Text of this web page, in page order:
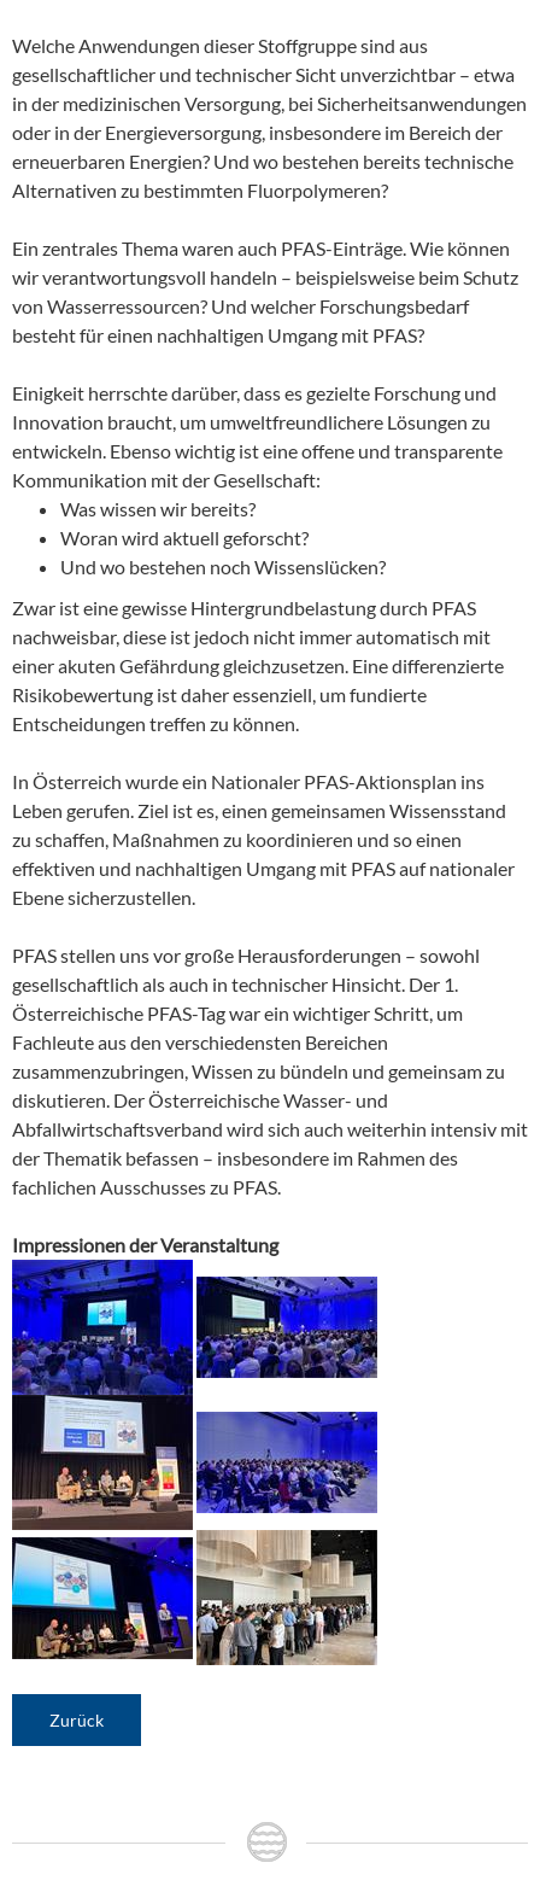
Welche Anwendungen dieser Stoffgruppe sind aus
gesellschaftlicher und technischer Sicht unverzichtbar – etwa
in der medizinischen Versorgung, bei Sicherheitsanwendungen
oder in der Energieversorgung, insbesondere im Bereich der
erneuerbaren Energien? Und wo bestehen bereits technische
Alternativen zu bestimmten Fluorpolymeren?
Ein zentrales Thema waren auch PFAS-Einträge. Wie können
wir verantwortungsvoll handeln – beispielsweise beim Schutz
von Wasserressourcen? Und welcher Forschungsbedarf
besteht für einen nachhaltigen Umgang mit PFAS?
Einigkeit herrschte darüber, dass es gezielte Forschung und
Innovation braucht, um umweltfreundlichere Lösungen zu
entwickeln. Ebenso wichtig ist eine offene und transparente
Kommunikation mit der Gesellschaft:
Was wissen wir bereits?
Woran wird aktuell geforscht?
Und wo bestehen noch Wissenslücken?
Zwar ist eine gewisse Hintergrundbelastung durch PFAS
nachweisbar, diese ist jedoch nicht immer automatisch mit
einer akuten Gefährdung gleichzusetzen. Eine differenzierte
Risikobewertung ist daher essenziell, um fundierte
Entscheidungen treffen zu können.
In Österreich wurde ein Nationaler PFAS-Aktionsplan ins
Leben gerufen. Ziel ist es, einen gemeinsamen Wissensstand
zu schaffen, Maßnahmen zu koordinieren und so einen
effektiven und nachhaltigen Umgang mit PFAS auf nationaler
Ebene sicherzustellen.
PFAS stellen uns vor große Herausforderungen – sowohl
gesellschaftlich als auch in technischer Hinsicht. Der 1.
Österreichische PFAS-Tag war ein wichtiger Schritt, um
Fachleute aus den verschiedensten Bereichen
zusammenzubringen, Wissen zu bündeln und gemeinsam zu
diskutieren. Der Österreichische Wasser- und
Abfallwirtschaftsverband wird sich auch weiterhin intensiv mit
der Thematik befassen – insbesondere im Rahmen des
fachlichen Ausschusses zu PFAS.
Impressionen der Veranstaltung
Zurück